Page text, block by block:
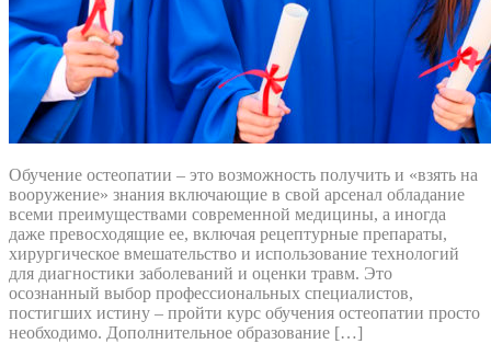
Обучение остеопатии – это возможность получить и «взять на
вооружение» знания включающие в свой арсенал обладание
всеми преимуществами современной медицины, а иногда
даже превосходящие ее, включая рецептурные препараты,
хирургическое вмешательство и использование технологий
для диагностики заболеваний и оценки травм. Это
осознанный выбор профессиональных специалистов,
постигших истину – пройти курс обучения остеопатии просто
необходимо. Дополнительное образование […]